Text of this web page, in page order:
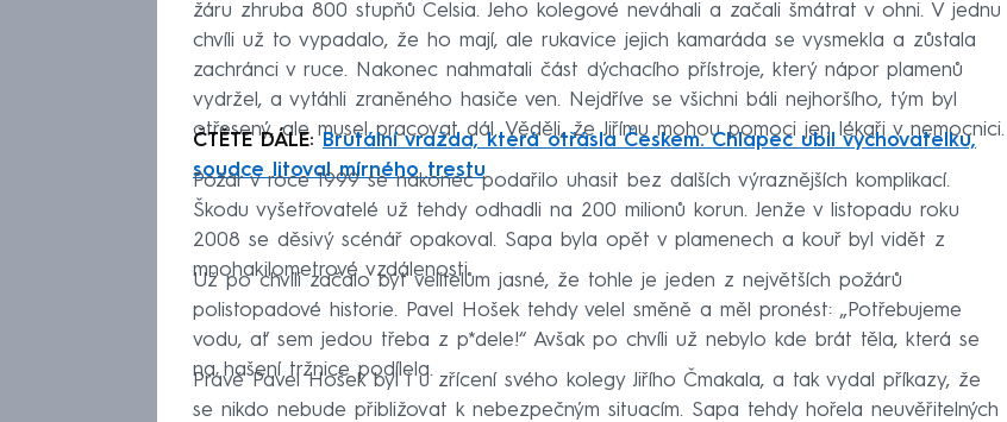
žáru zhruba 800 stupňů Celsia. Jeho kolegové neváhali a začali šmátrat v ohni. V jednu
chvíli už to vypadalo, že ho mají, ale rukavice jejich kamaráda se vysmekla a zůstala
zachránci v ruce. Nakonec nahmatali část dýchacího přístroje, který nápor plamenů
vydržel, a vytáhli zraněného hasiče ven. Nejdříve se všichni báli nejhoršího, tým byl
otřesený, ale musel pracovat dál. Věděli, že Jiřímu mohou pomoci jen lékaři v nemocnici.
ČTĚTE DÁLE: Brutální vražda, která otřásla Českem. Chlapec ubil vychovatelku,
soudce litoval mírného trestu
Požár v roce 1999 se nakonec podařilo uhasit bez dalších výraznějších komplikací.
Škodu vyšetřovatelé už tehdy odhadli na 200 milionů korun. Jenže v listopadu roku
2008 se děsivý scénář opakoval. Sapa byla opět v plamenech a kouř byl vidět z
mnohakilometrové vzdálenosti.
Už po chvíli začalo být velitelům jasné, že tohle je jeden z největších požárů
polistopadové historie. Pavel Hošek tehdy velel směně a měl pronést: „Potřebujeme
vodu, ať sem jedou třeba z p*dele!“ Avšak po chvíli už nebylo kde brát těla, která se
na hašení tržnice podílela.
Právě Pavel Hošek byl i u zřícení svého kolegy Jiřího Čmakala, a tak vydal příkazy, že
se nikdo nebude přibližovat k nebezpečným situacím. Sapa tehdy hořela neuvěřitelných